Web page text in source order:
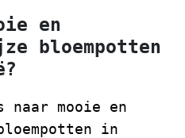
en
bloempotten
naar mooie en
in